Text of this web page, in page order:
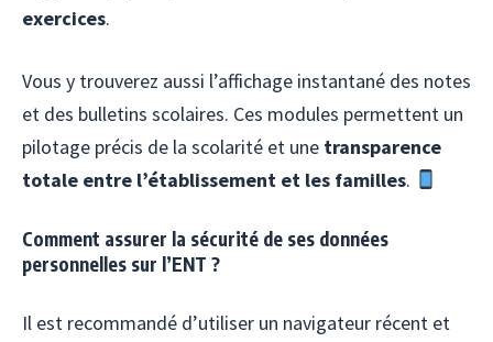
exercices.
Vous y trouverez aussi l’affichage instantané des notes
et des bulletins scolaires. Ces modules permettent un
pilotage précis de la scolarité et une transparence
totale entre l’établissement et les familles.
Comment assurer la sécurité de ses données
personnelles sur l’ENT ?
Il est recommandé d’utiliser un navigateur récent et